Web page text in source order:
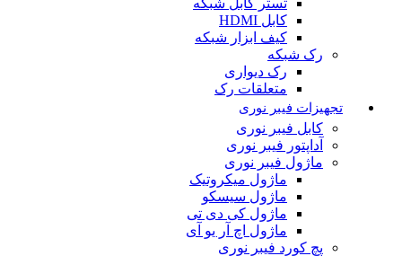
تستر کابل شبکه
کابل HDMI
کیف ابزار شبکه
رک شبکه
رک دیواری
متعلقات رک
تجهیزات فیبر نوری
کابل فیبر نوری
آداپتور فیبر نوری
ماژول فیبر نوری
ماژول میکروتیک
ماژول سیسکو
ماژول کی دی تی
ماژول اچ آر یو آی
پچ کورد فیبر نوری